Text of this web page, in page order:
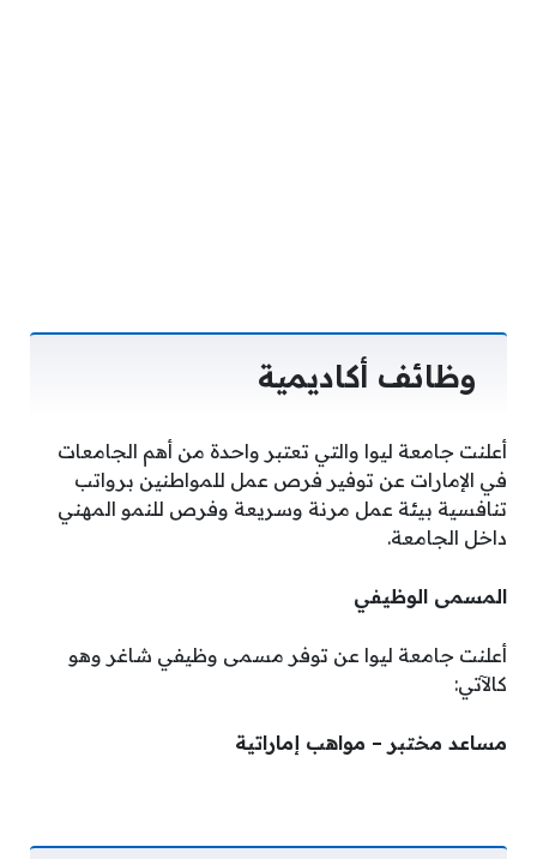
وظائف أكاديمية
أعلنت جامعة ليوا والتي تعتبر واحدة من أهم الجامعات
في الإمارات عن توفير فرص عمل للمواطنين برواتب
تنافسية بيئة عمل مرنة وسريعة وفرص للنمو المهني
داخل الجامعة.
المسمى الوظيفي
أعلنت جامعة ليوا عن توفر مسمى وظيفي شاغر وهو
كالآتي:
مساعد مختبر – مواهب إماراتية